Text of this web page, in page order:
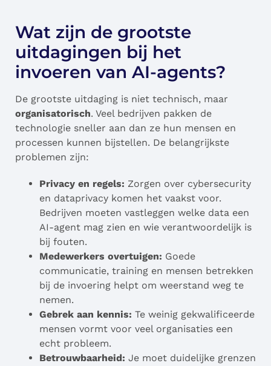
Wat zijn de grootste
uitdagingen bij het
invoeren van AI-agents?
De grootste uitdaging is niet technisch, maar
organisatorisch. Veel bedrijven pakken de
technologie sneller aan dan ze hun mensen en
processen kunnen bijstellen. De belangrijkste
problemen zijn:
Privacy en regels: Zorgen over cybersecurity
en dataprivacy komen het vaakst voor.
Bedrijven moeten vastleggen welke data een
AI-agent mag zien en wie verantwoordelijk is
bij fouten.
Medewerkers overtuigen: Goede
communicatie, training en mensen betrekken
bij de invoering helpt om weerstand weg te
nemen.
Gebrek aan kennis: Te weinig gekwalificeerde
mensen vormt voor veel organisaties een
echt probleem.
Betrouwbaarheid: Je moet duidelijke grenzen